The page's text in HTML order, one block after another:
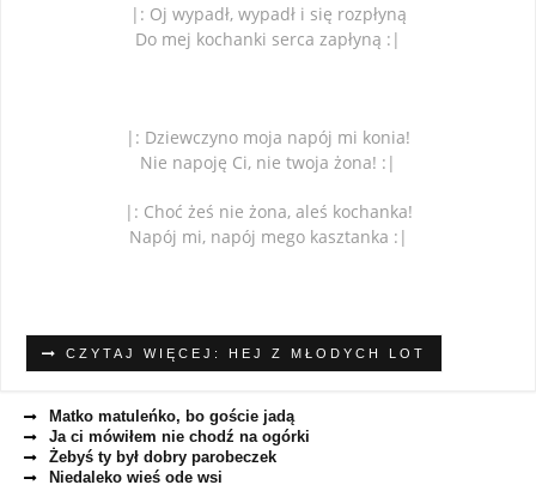
|: Oj wypadł, wypadł i się rozpłyną
Do mej kochanki serca zapłyną :|
|: Dziewczyno moja napój mi konia!
Nie napoję Ci, nie twoja żona! :|
|: Choć żeś nie żona, aleś kochanka!
Napój mi, napój mego kasztanka :|
CZYTAJ WIĘCEJ: HEJ Z MŁODYCH LOT
Matko matuleńko, bo goście jadą
Ja ci mówiłem nie chodź na ogórki
Żebyś ty był dobry parobeczek
Niedaleko wieś ode wsi